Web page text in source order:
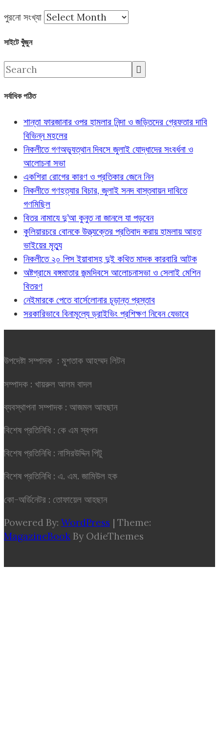
পুরনো সংখ্যা
সাইটে খুঁজুন
সর্বাধিক পঠিত
শান্তা ফারজানার ওপর হামলার নিন্দা ও জড়িতদের গ্রেফতার দাবি
বিভিন্ন মহলের
নিকলীতে গণঅভ্যুত্থান দিবসে জুলাই যোদ্ধাদের সংবর্ধনা ও
আলোচনা সভা
একশিরা রোগের কারণ ও প্রতিকার জেনে নিন
নিকলীতে গণহত্যার বিচার, জুলাই সনদ বাস্তবায়ন দাবিতে
গণমিছিল
বিতর নামাযে দু’আ কুনুত না জানলে যা পড়বেন
কুলিয়ারচরে বোনকে উত্ত্যক্তের প্রতিবাদ করায় হামলায় আহত
ভাইয়ের মৃত্যু
নিকলীতে ২০ পিস ইয়াবাসহ দুই কথিত মাদক কারবারি আটক
অষ্টগ্রামে বঙ্গমাতার জন্মদিবসে আলোচনাসভা ও সেলাই মেশিন
বিতরণ
নেইমারকে পেতে বার্সেলোনার চূড়ান্ত প্রস্তাব
সরকারিভাবে বিনামূল্যে ড্রাইভিং প্রশিক্ষণ নিবেন যেভাবে
উপদেষ্টা সম্পাদক : মুশতাক আহম্মদ লিটন
সম্পাদক : খায়রুল আলম বাদল
ব্যবস্থাপনা সম্পাদক : আজমল আহছান
বিশেষ প্রতিনিধি : কে এম স্বপন
বিশেষ প্রতিনিধি : নাসিরউদ্দিন পিটু
বিশেষ প্রতিনিধি : এ. এম. জামিউল হক
কো-অর্ডিনেটর : তোফায়েল আহছান
Powered By: WordPress | Theme:
MagazineBook By OdieThemes